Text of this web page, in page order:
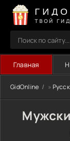
ТВОЙ
Главная
GidOnline »